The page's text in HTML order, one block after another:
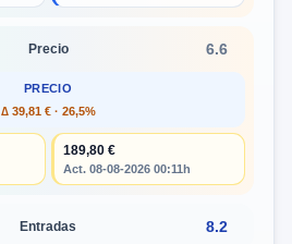
Precio 6.6
PRECIO
Δ 39,81 € · 26,5%
189,80 €
Act. 08-08-2026 00:11h
Entradas 8.2